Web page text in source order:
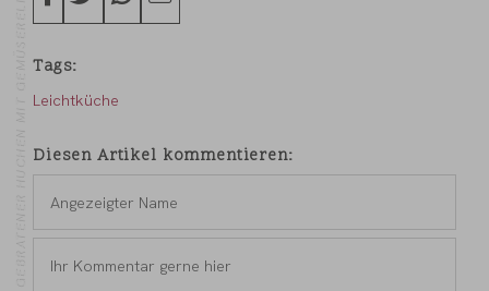
Tags
Leichtküche
Diesen Artikel kommentieren
Name
*
Kommentar